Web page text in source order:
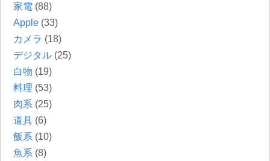
家電 (88)
Apple (33)
カメラ (18)
デジタル (25)
白物 (19)
料理 (53)
肉系 (25)
道具 (6)
飯系 (10)
魚系 (8)